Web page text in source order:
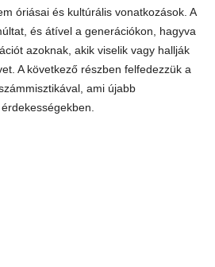
óriásai és kultúrális vonatkozások. A
és átível a generációkon, hagyva
azoknak, akik viselik vagy hallják
A következő részben felfedezzük a
ami újabb